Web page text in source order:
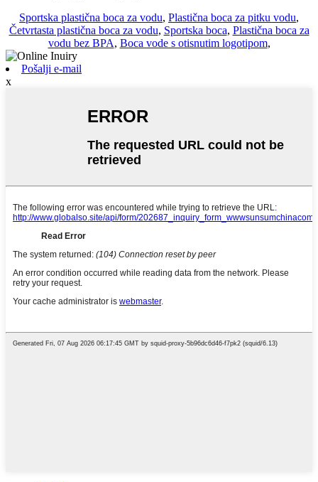
Sportska plastična boca za vodu, Plastična boca za pitku vodu,
Četvrtasta plastična boca za vodu, Sportska boca, Plastična boca za
vodu bez BPA, Boca vode s otisnutim logotipom,
Pošalji e-mail
x